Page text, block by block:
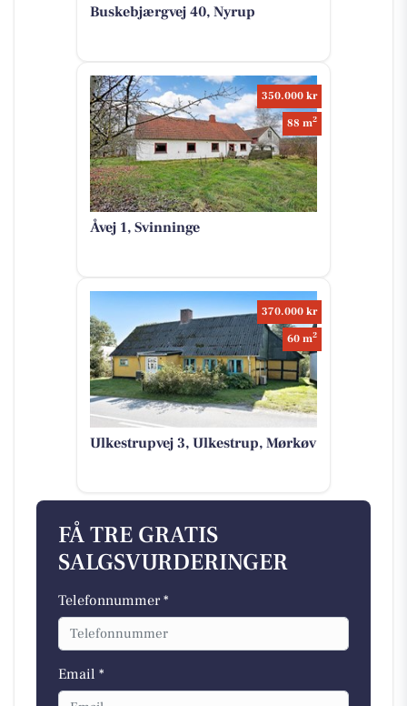
Buskebjærgvej 40, Nyrup
350.000 kr
88 m2
Åvej 1, Svinninge
370.000 kr
60 m2
Ulkestrupvej 3, Ulkestrup, Mørkøv
FÅ TRE GRATIS
SALGSVURDERINGER
Telefonnummer *
Email *